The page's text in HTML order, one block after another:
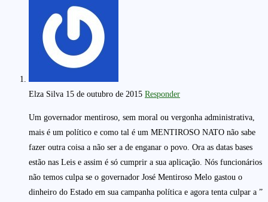
Elza Silva 15 de outubro de 2015 Responder
Um governador mentiroso, sem moral ou vergonha administrativa,
mais é um político e como tal é um MENTIROSO NATO não sabe
fazer outra coisa a não ser a de enganar o povo. Ora as datas bases
estão nas Leis e assim é só cumprir a sua aplicação. Nós funcionários
não temos culpa se o governador José Mentiroso Melo gastou o
dinheiro do Estado em sua campanha política e agora tenta culpar a ”